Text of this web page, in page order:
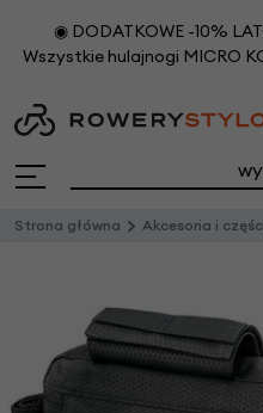
◉ DODATKOWE -10%
Wszystkie hulajnogi MICRO
Strona główna Akcesoria i